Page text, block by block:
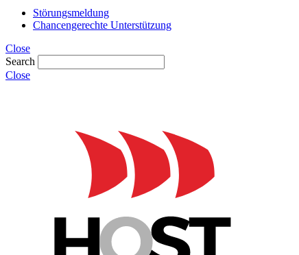
Störungsmeldung
Chancengerechte Unterstützung
Close
Search
Close